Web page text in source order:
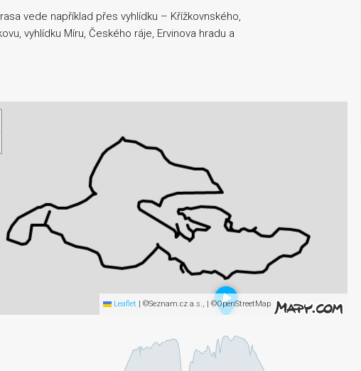
vede například přes vyhlídku – Křížkovnského,
vyhlídku Míru, Českého ráje, Ervinova hradu a
Leaflet | ©Seznam.cz a.s., | ©OpenStreetMap